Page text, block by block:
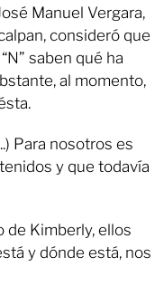
Manuel Vergara,
consideró que
saben qué ha
al momento,
Para nosotros es
y que todavía
de Kimberly, ellos
y dónde está, nos